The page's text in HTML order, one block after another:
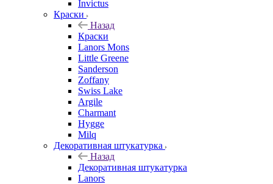
Invictus
Краски
Назад
Краски
Lanors Mons
Little Greene
Sanderson
Zoffany
Swiss Lake
Argile
Charmant
Hygge
Milq
Декоративная штукатурка
Назад
Декоративная штукатурка
Lanors